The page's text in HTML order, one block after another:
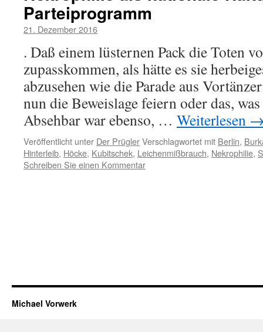
Parteiprogramm
21. Dezember 2016
. Daß einem lüsternen Pack die Toten
zupasskommen, als hätte es sie
abzusehen wie die Parade aus
nun die Beweislage feiern oder das,
Absehbar war ebenso, … Weiterlesen
Veröffentlicht unter Der PrüglerVerschlagwortet mit Berlin,
Hinterleib, Höcke, Kubitschek, Leichenmißbrauch, Nekrophilie,
Schreiben Sie einen Kommentar
Michael Vorwerk